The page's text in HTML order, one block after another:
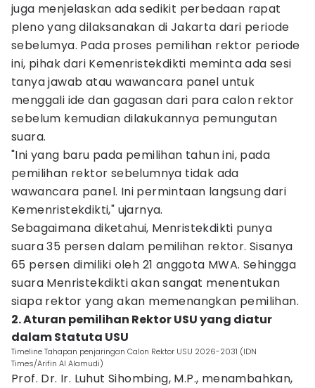
juga menjelaskan ada sedikit perbedaan rapat
pleno yang dilaksanakan di Jakarta dari periode
sebelumya. Pada proses pemilihan rektor periode
ini, pihak dari Kemenristekdikti meminta ada sesi
tanya jawab atau wawancara panel untuk
menggali ide dan gagasan dari para calon rektor
sebelum kemudian dilakukannya pemungutan
suara.
"Ini yang baru pada pemilihan tahun ini, pada
pemilihan rektor sebelumnya tidak ada
wawancara panel. Ini permintaan langsung dari
Kemenristekdikti," ujarnya.
Sebagaimana diketahui, Menristekdikti punya
suara 35 persen dalam pemilihan rektor. Sisanya
65 persen dimiliki oleh 21 anggota MWA. Sehingga
suara Menristekdikti akan sangat menentukan
siapa rektor yang akan memenangkan pemilihan.
2. Aturan pemilihan Rektor USU yang diatur
dalam Statuta USU
Timeline Tahapan penjaringan Calon Rektor USU 2026-2031 (IDN
Times/Arifin Al Alamudi)
Prof. Dr. Ir. Luhut Sihombing, M.P., menambahkan,